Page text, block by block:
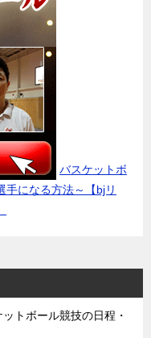
バスケットボ
手になる方法～【bjリ
トボール競技の日程・